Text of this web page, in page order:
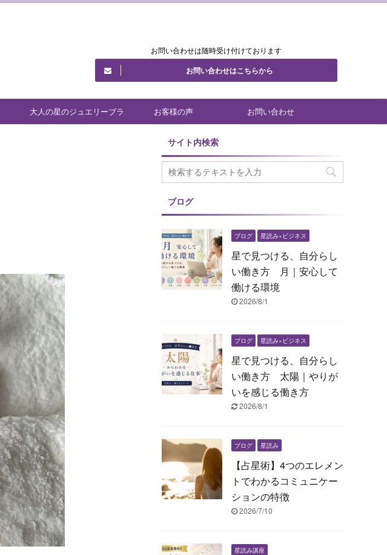
お問い合わせは随時受け付けております
お問い合わせはこちらから
大人の星のジュエリーブラ お客様の声 お問い合わせ
サイト内検索
ブログ
ブログ 星読み×ビジネス
星で見つける、自分らし
い働き方 月｜安心して
働ける環境
2026/8/1
ブログ 星読み×ビジネス
星で見つける、自分らし
い働き方 太陽｜やりが
いを感じる働き方
2026/8/1
ブログ 星読み
【占星術】4つのエレメン
トでわかるコミュニケー
ションの特徴
2026/7/10
星読み講座